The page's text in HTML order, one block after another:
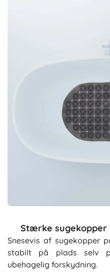
Stærke
Snesevis af sugekopper
stabilt på plads selv
ubehagelig forskydning.